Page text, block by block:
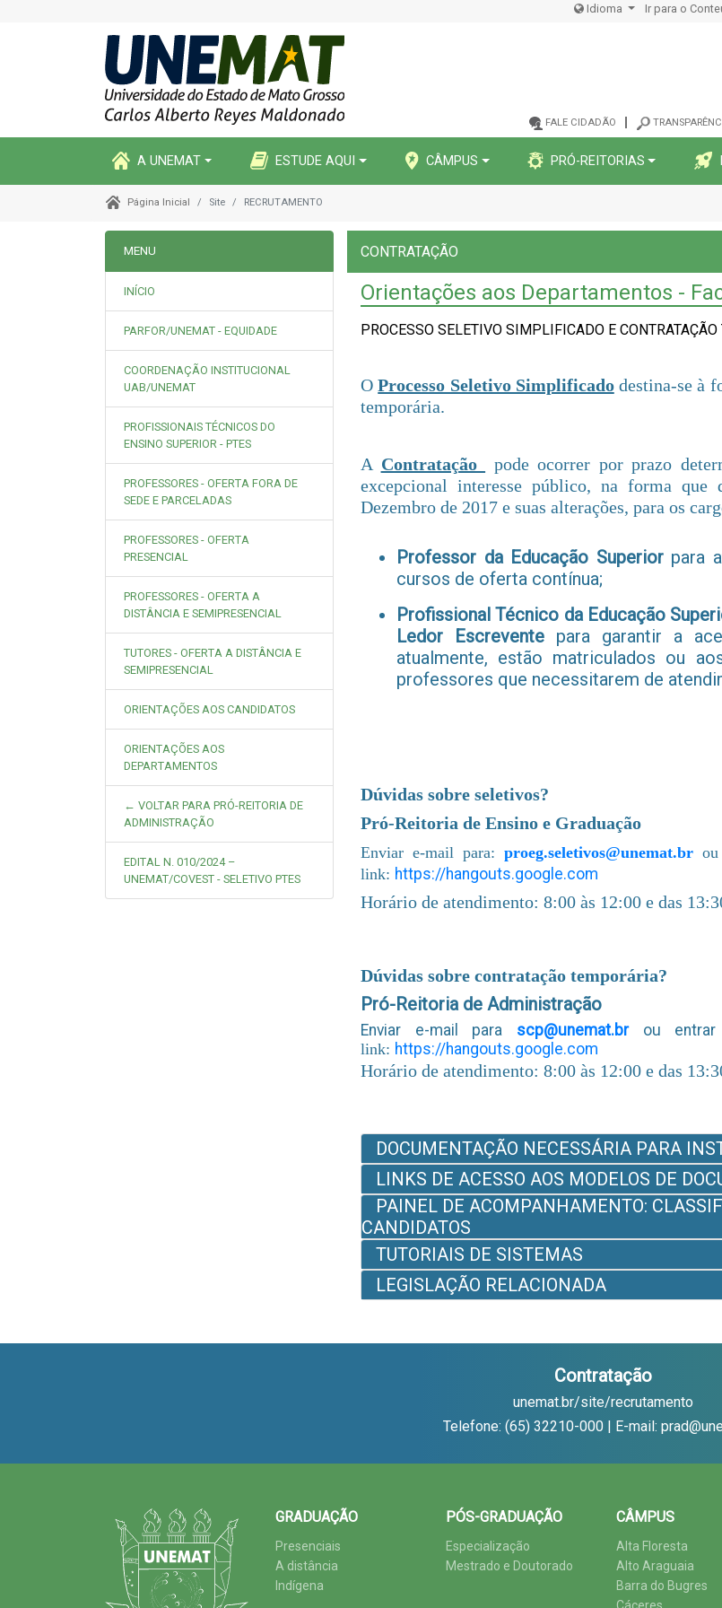
Idioma Ir para o
FALE CIDADÃO
A UNEMAT ESTUDE AQUI CÂMPUS PRÓ-REITORIAS
Página Inicial Site RECRUTAMENTO
MENU
INÍCIO
PARFOR/UNEMAT - EQUIDADE
COORDENAÇÃO INSTITUCIONAL
UAB/UNEMAT
PROFISSIONAIS TÉCNICOS DO
ENSINO SUPERIOR - PTES
PROFESSORES - OFERTA FORA DE
SEDE E PARCELADAS
PROFESSORES - OFERTA
PRESENCIAL
PROFESSORES - OFERTA A
DISTÂNCIA E SEMIPRESENCIAL
TUTORES - OFERTA A DISTÂNCIA E
SEMIPRESENCIAL
ORIENTAÇÕES AOS CANDIDATOS
ORIENTAÇÕES AOS
DEPARTAMENTOS
← VOLTAR PARA PRÓ-REITORIA DE
ADMINISTRAÇÃO
EDITAL N. 010/2024 –
UNEMAT/COVEST - SELETIVO PTES
CONTRATAÇÃO
Orientações aos Departamentos -
PROCESSO SELETIVO SIMPLIFICADO E
OProcesso Seletivo Simplificadodestina-se à
temporária.
A Contratação
pode ocorrer por prazo
excepcional interesse público, na forma
Dezembro de 2017 e suas alterações, para os
Professor da Educação Superiorpara
cursos de oferta contínua;
Profissional Técnico da Educação
Ledor Escrevente para garantir a
atualmente, estão matriculados ou
professores que necessitarem de
Dúvidas sobre seletivos?
Pró-Reitoria de Ensino e Graduação
Enviar e-mail para:proeg.seletivos@unemat.br
link: https://hangouts.google.com
Horário de atendimento: 8:00 às 12:00 e das
Dúvidas sobre contratação temporária?
Pró-Reitoria de Administração
Enviar e-mail para scp@unemat.brou entrar
link: https://hangouts.google.com
Horário de atendimento: 8:00 às 12:00 e das
DOCUMENTAÇÃO NECESSÁRIA PARA
LINKS DE ACESSO AOS MODELOS DE
PAINEL DE ACOMPANHAMENTO:
CANDIDATOS
TUTORIAIS DE SISTEMAS
LEGISLAÇÃO RELACIONADA
Contratação
unemat.br/site/recrutamento
Telefone: (65) 32210-000 | E-mail:
GRADUAÇÃO
Presenciais
A distância
Indígena
PÓS-GRADUAÇÃO
Especialização
Mestrado e Doutorado
CÂMPUS
Alta Floresta
Alto Araguaia
Barra do Bugres